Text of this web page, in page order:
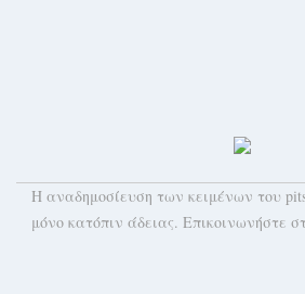
H αναδημοσίευση των κειμένων του
μόνο κατόπιν άδειας. Επικοινωνήστε